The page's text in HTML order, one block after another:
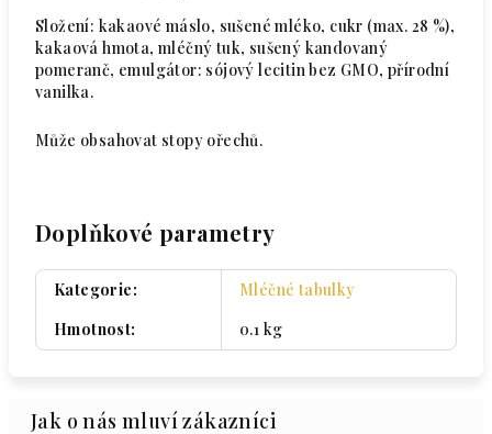
Složení: kakaové máslo, sušené mléko, cukr (max. 28 %),
kakaová hmota, mléčný tuk, sušený kandovaný
pomeranč, emulgátor: sójový lecitin bez GMO, přírodní
vanilka.
Může obsahovat stopy ořechů.
Doplňkové parametry
Kategorie:
Mléčné tabulky
Hmotnost: 0.1 kg